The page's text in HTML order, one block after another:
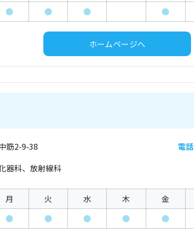
● ● ● ●
ホームページへ
筋2-9-38 電話
器科、放射線科
月 火 水 木 金
● ● ● ● ●